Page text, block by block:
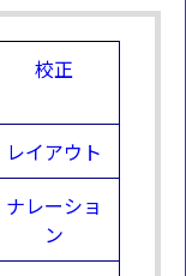
校正
レイアウト
ナレーショ
ン